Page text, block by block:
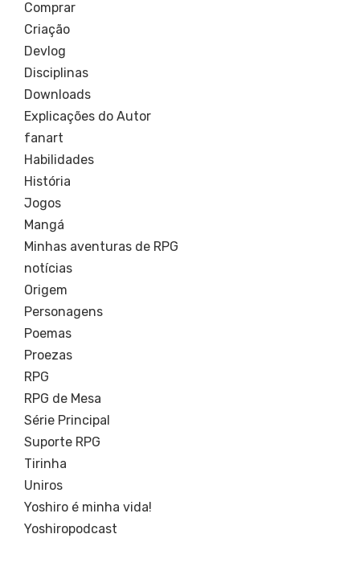
Comprar
Criação
Devlog
Disciplinas
Downloads
Explicações do Autor
fanart
Habilidades
História
Jogos
Mangá
Minhas aventuras de RPG
notícias
Origem
Personagens
Poemas
Proezas
RPG
RPG de Mesa
Série Principal
Suporte RPG
Tirinha
Uniros
Yoshiro é minha vida!
Yoshiropodcast